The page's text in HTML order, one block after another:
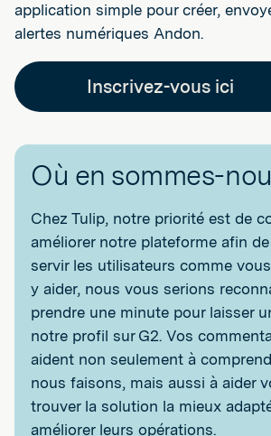
application simple pour créer,
alertes numériques Andon.
Inscrivez-vous ici
Où en sommes-
Chez Tulip, notre priorité est de
améliorer notre plateforme afin
servir les utilisateurs comme
y aider, nous vous serions
prendre une minute pour laisser
notre profil sur G2. Vos
aident non seulement à
nous faisons, mais aussi à aider
trouver la solution la mieux
améliorer leurs opérations.